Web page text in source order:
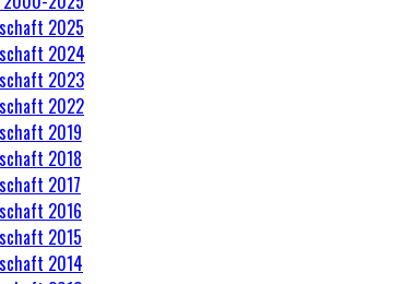
2025
2024
2023
2022
2019
2018
2017
2016
2015
2014